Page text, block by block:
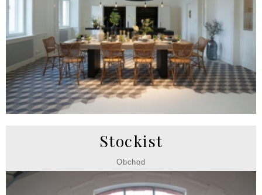
Stockist
Obchod